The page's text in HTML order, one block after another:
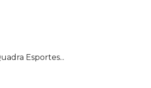
Esportes...